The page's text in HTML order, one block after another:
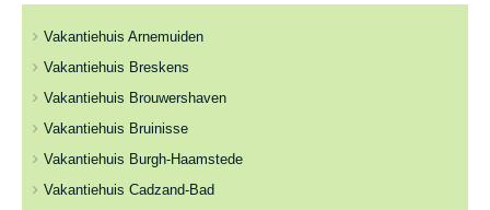
Vakantiehuis Arnemuiden
Vakantiehuis Breskens
Vakantiehuis Brouwershaven
Vakantiehuis Bruinisse
Vakantiehuis Burgh-Haamstede
Vakantiehuis Cadzand-Bad